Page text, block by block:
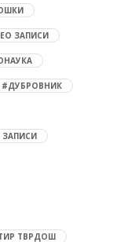
ЗАПИСИ
#ДУБРОВНИК
ЗАПИСИ
ТВРДОШ